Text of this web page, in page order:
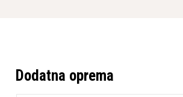
Pogonska kolesa
Priključek za vrtno cev
Dodatna oprema